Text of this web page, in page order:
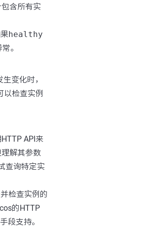
含所有实
healthy
。
变化时，
检查实例
API来
解其参数
查询特定实
检查实例的
的HTTP
段支持。